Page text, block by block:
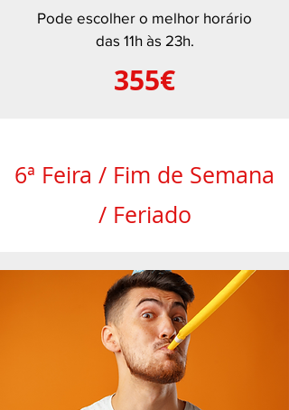
Pode escolher o melhor horário
das 11h às 23h.
355€
6ª Feira / Fim de Semana
/ Feriado